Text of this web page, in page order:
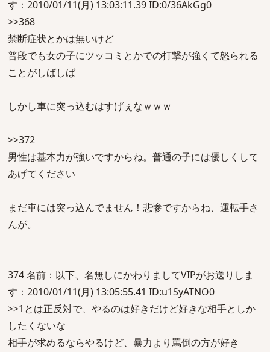
す：2010/01/11(月) 13:03:11.39 ID:0/36AkGg0
>>368
禁断症状とかは無いけど
普段でも女の子にツッコミとかでの打撃が強くて怒られる
ことがしばしば
しかし車に突っ込むはすげぇなｗｗｗ
>>372
男性は基本力が強いですからね。普通の子には優しくして
あげてください
まだ車には突っ込んでません！悲惨ですからね、運転手さ
んが。
374 名前：以下、名無しにかわりましてVIPがお送りしま
す：2010/01/11(月) 13:05:55.41 ID:u1SyATNO0
>>1とは正反対で、やるのは好きだけど好きな相手としか
したくないな
相手が求めるならやるけど、暴力より罵倒の方が好き